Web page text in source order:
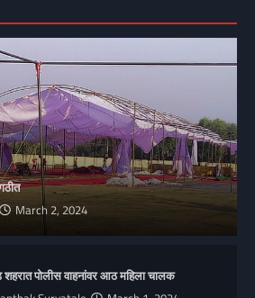
March 2, 2024
शहरात पोलीस वाहनांवर आठ महिला चालक